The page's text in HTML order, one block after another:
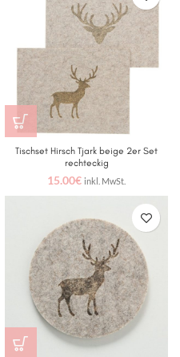
Tischset Hirsch Tjark beige 2er Set
rechteckig
15.00€ inkl. MwSt.